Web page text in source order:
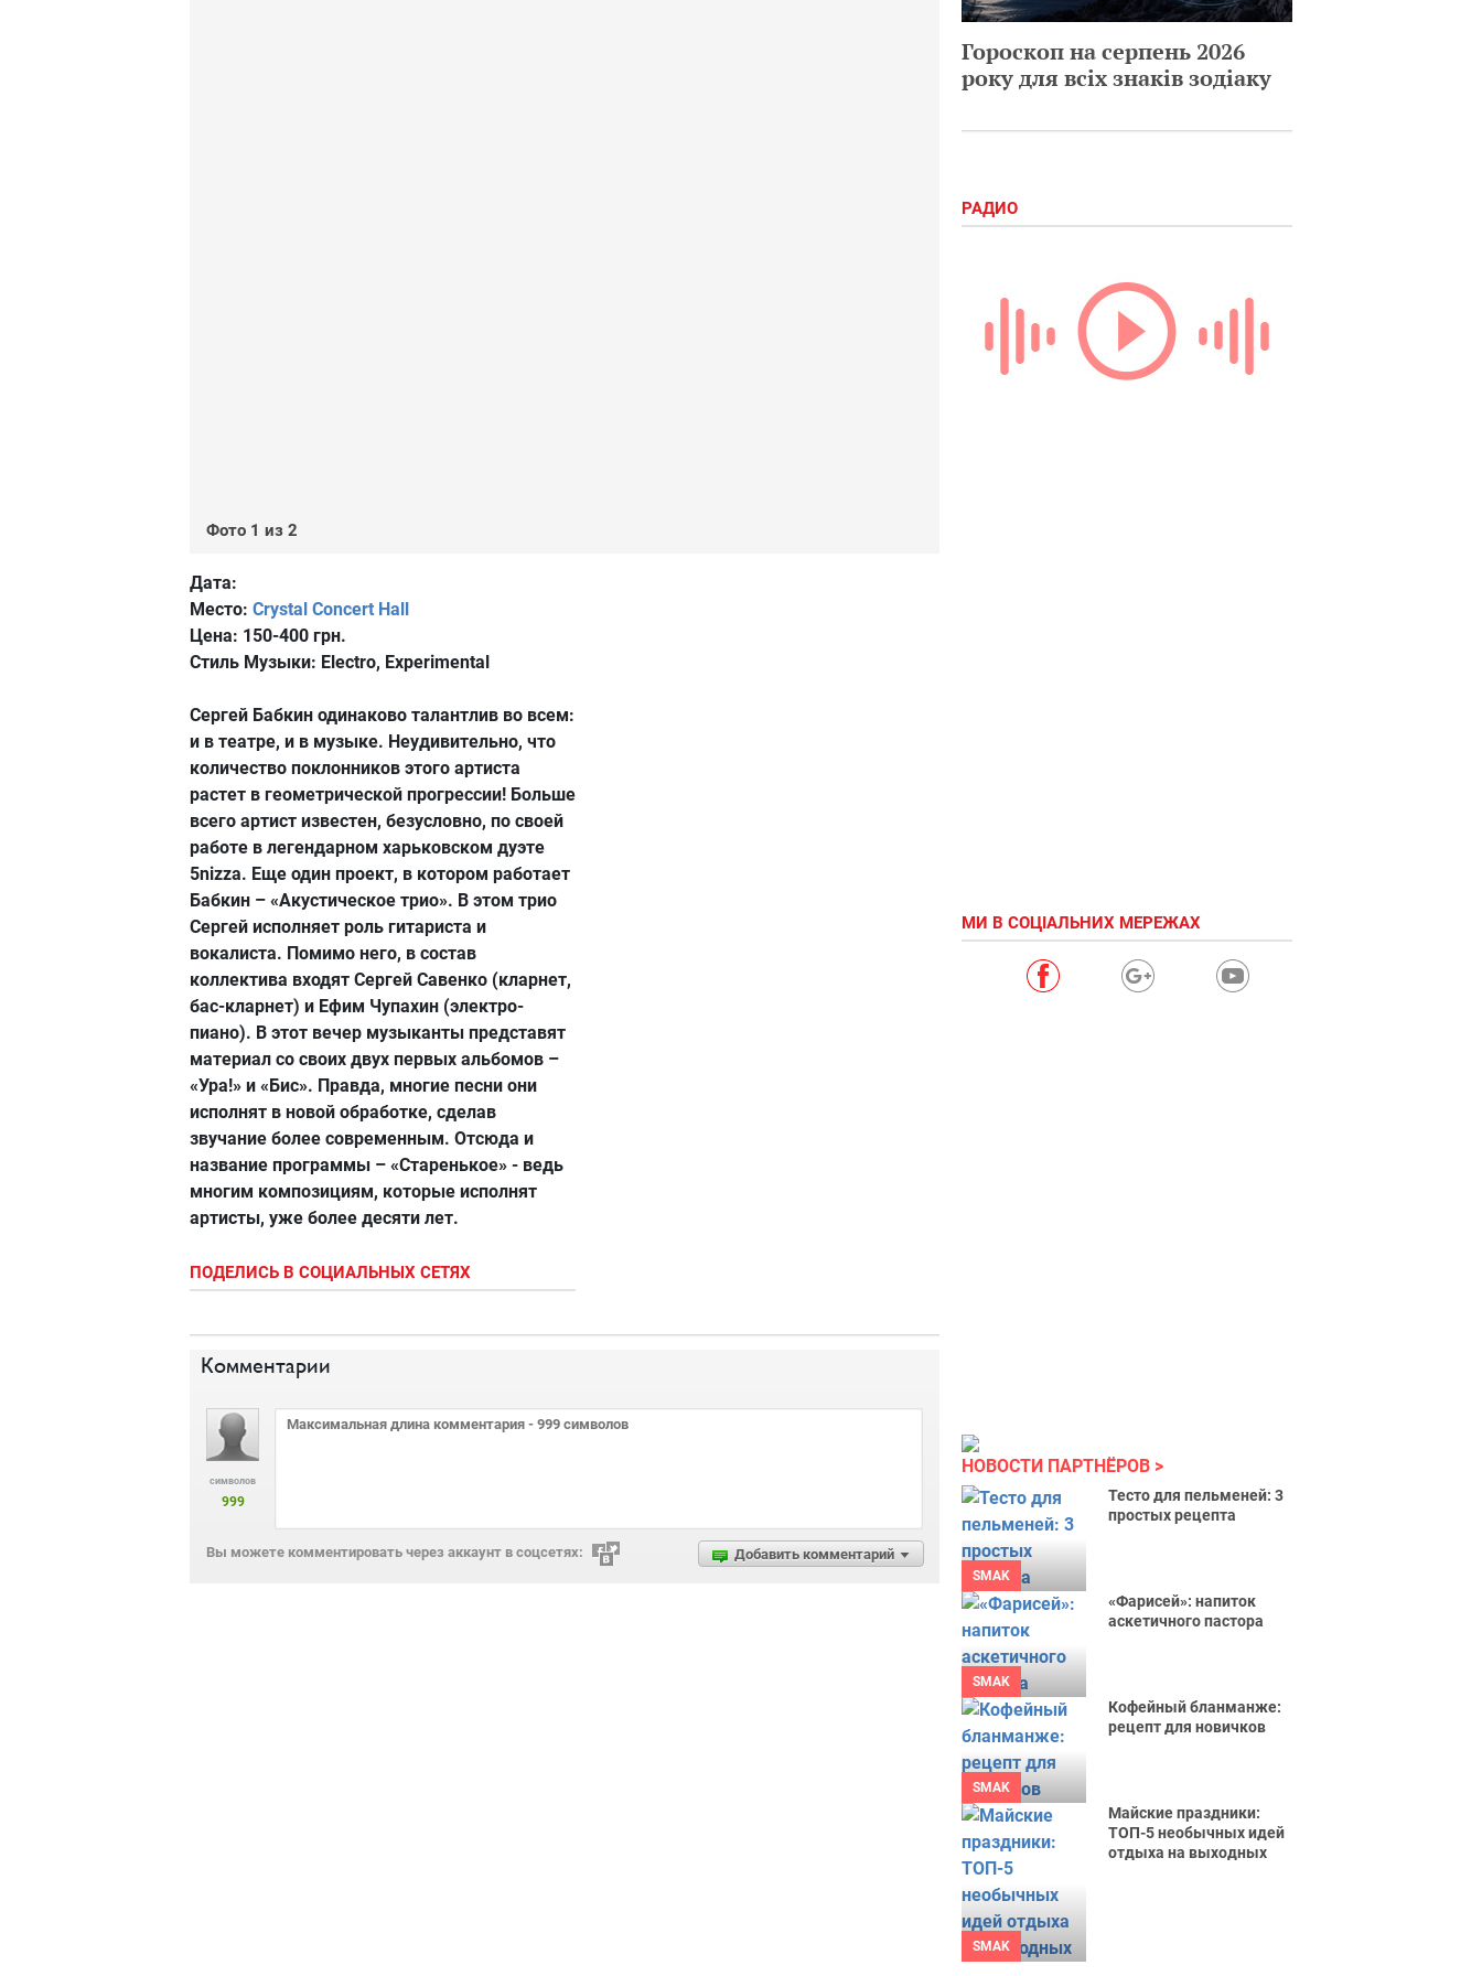
Фото 1 из 2
Дата:
Место: Crystal Concert Hall
Цена: 150-400 грн.
Стиль Музыки: Electro, Experimental
Сергей Бабкин одинаково талантлив во всем:
и в театре, и в музыке. Неудивительно, что
количество поклонников этого артиста
растет в геометрической прогрессии! Больше
всего артист известен, безусловно, по своей
работе в легендарном харьковском дуэте
5nizza. Еще один проект, в котором работает
Бабкин – «Акустическое трио». В этом трио
Сергей исполняет роль гитариста и
вокалиста. Помимо него, в состав
коллектива входят Сергей Савенко (кларнет,
бас-кларнет) и Ефим Чупахин (электро-
пиано). В этот вечер музыканты представят
материал со своих двух первых альбомов –
«Ура!» и «Бис». Правда, многие песни они
исполнят в новой обработке, сделав
звучание более современным. Отсюда и
название программы – «Старенькое» - ведь
многим композициям, которые исполнят
артисты, уже более десяти лет.
ПОДЕЛИСЬ В СОЦИАЛЬНЫХ СЕТЯХ
Комментарии
символов
999
Добавить комментарий
Вы можете комментировать через аккаунт в соцсетях:
Гороскоп на серпень 2026
року для всіх знаків зодіаку
РАДИО
МИ В СОЦІАЛЬНИХ МЕРЕЖАХ
НОВОСТИ ПАРТНЁРОВ
SMAK
Тесто для пельменей: 3
простых рецепта
SMAK
«Фарисей»: напиток
аскетичного пастора
SMAK
Кофейный бланманже:
рецепт для новичков
SMAK
Майские праздники:
ТОП-5 необычных идей
отдыха на выходных